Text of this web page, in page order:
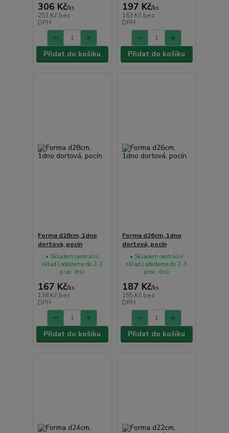
306 Kč/ks
253 Kč bez
DPH
Přidat do košíku
197 Kč/ks
163 Kč bez
DPH
Přidat do košíku
Forma d28cm, 1dno
dortová, pocín
167 Kč/ks
138 Kč bez
DPH
• Skladem centrální
sklad | odešleme do 2-3
prac. dnů
Přidat do košíku
Forma d26cm, 1dno
dortová, pocín
187 Kč/ks
155 Kč bez
DPH
• Skladem centrální
sklad | odešleme do 2-3
prac. dnů
Přidat do košíku